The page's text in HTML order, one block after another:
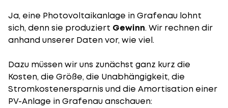
Ja, eine Photovoltaikanlage in Grafenau lohnt
sich, denn sie produziert Gewinn. Wir rechnen dir
anhand unserer Daten vor, wie viel.
Dazu müssen wir uns zunächst ganz kurz die
Kosten, die Größe, die Unabhängigkeit, die
Stromkostenersparnis und die Amortisation einer
PV-Anlage in Grafenau anschauen: